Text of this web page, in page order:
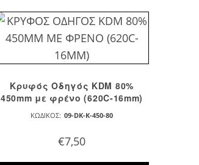
Κρυφός Οδηγός KDM 80%
450mm με φρένο (620C-16mm)
ΚΩΔΙΚΌΣ: 09-DK-K-450-80
€7,50